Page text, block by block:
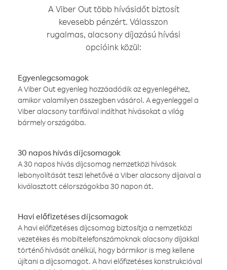
A Viber Out több hívásidőt biztosít
kevesebb pénzért. Válasszon
rugalmas, alacsony díjazású hívási
opcióink közül:
Egyenlegcsomagok
A Viber Out egyenleg hozzáadódik az egyenlegéhez,
amikor valamilyen összegben vásárol. A egyenleggel a
Viber alacsony tarifáival indíthat hívásokat a világ
bármely országába.
30 napos hívás díjcsomagok
A 30 napos hívás díjcsomag nemzetközi hívások
lebonyolítását teszi lehetővé a Viber alacsony díjaival a
kiválasztott célországokba 30 napon át.
Havi előfizetéses díjcsomagok
A havi előfizetéses díjcsomag biztosítja a nemzetközi
vezetékes és mobiltelefonszámoknak alacsony díjakkal
történő hívását anélkül, hogy bármikor is meg kellene
újítani a díjcsomagot. A havi előfizetéses konstrukcióval